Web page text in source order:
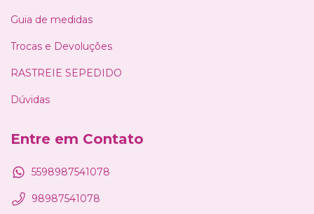
Guia de medidas
Trocas e Devoluções
RASTREIE SEPEDIDO
Dúvidas
Entre em Contato
5598987541078
98987541078